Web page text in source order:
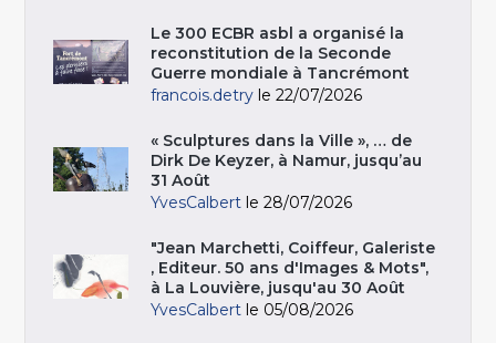
Le 300 ECBR asbl a organisé la
reconstitution de la Seconde
Guerre mondiale à Tancrémont
francois.detry le 22/07/2026
« Sculptures dans la Ville », … de
Dirk De Keyzer, à Namur, jusqu’au
31 Août
YvesCalbert le 28/07/2026
"Jean Marchetti, Coiffeur, Galeriste
, Editeur. 50 ans d'Images & Mots",
à La Louvière, jusqu'au 30 Août
YvesCalbert le 05/08/2026